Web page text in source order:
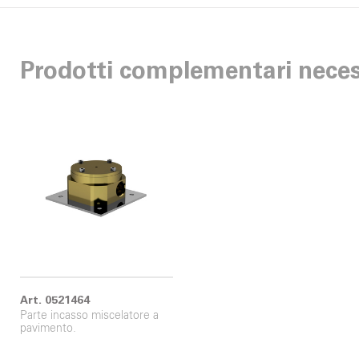
Prodotti complementari
Art. 0521464
Parte incasso miscelatore a
pavimento.